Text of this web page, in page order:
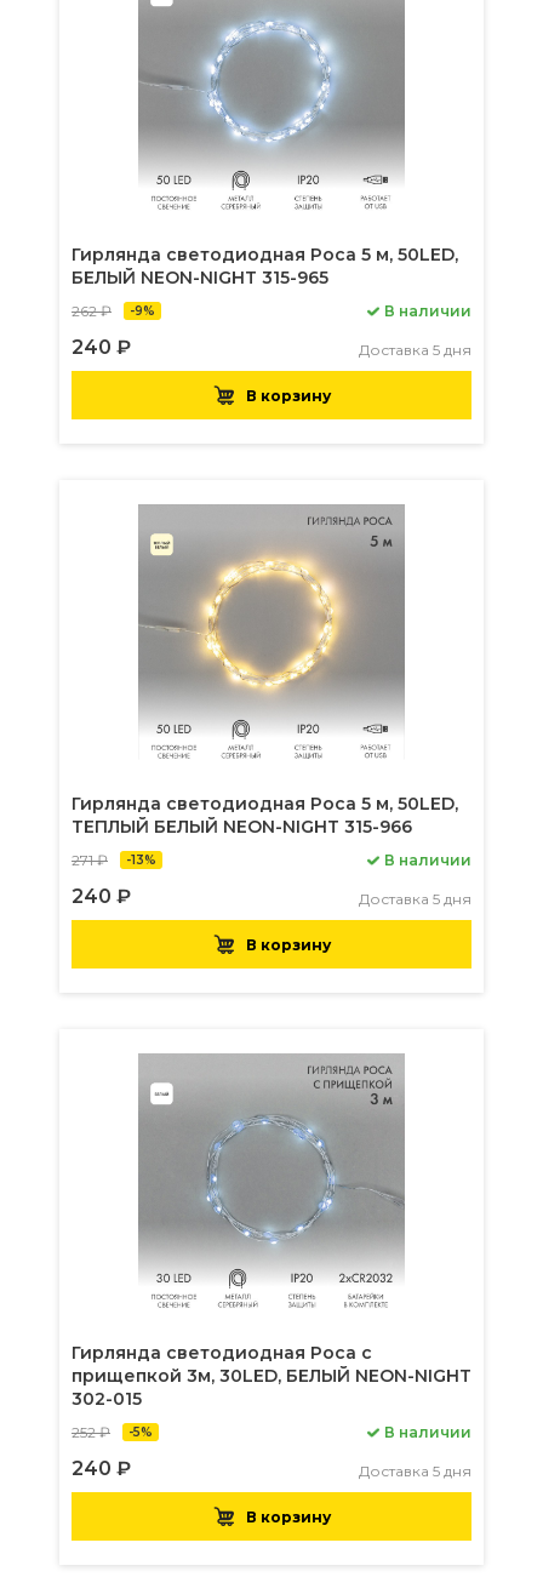
Гирлянда светодиодная Роса 5 м, 50LED,
БЕЛЫЙ NEON-NIGHT 315-965
262 ₽ -9%
240 ₽
В наличии
Доставка 5 дня
В корзину
Гирлянда светодиодная Роса 5 м, 50LED,
ТЕПЛЫЙ БЕЛЫЙ NEON-NIGHT 315-966
271 ₽ -13%
240 ₽
В наличии
Доставка 5 дня
В корзину
Гирлянда светодиодная Роса с
прищепкой 3м, 30LED, БЕЛЫЙ NEON-NIGHT
302-015
252 ₽ -5%
240 ₽
В наличии
Доставка 5 дня
В корзину